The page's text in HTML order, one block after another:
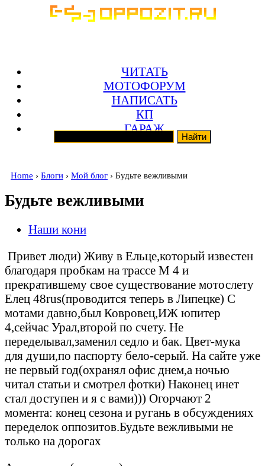
ЧИТАТЬ
МОТОФОРУМ
НАПИСАТЬ
КП
ГАРАЖ
Home › Блоги › Мой блог › Будьте вежливыми
Будьте вежливыми
Наши кони
Привет люди) Живу в Ельце,который известен
благодаря пробкам на трассе М 4 и
прекратившему свое существование мотослету
Елец 48rus(проводится теперь в Липецке) С
мотами давно,был Ковровец,ИЖ юпитер
4,cейчас Урал,второй по счету. Не
переделывал,заменил седло и бак. Цвет-мука
для души,по паспорту бело-серый. На сайте уже
не первый год(охранял офис днем,а ночью
читал статьи и смотрел фотки) Наконец инет
стал доступен и я с вами))) Огорчают 2
момента: конец сезона и ругань в обсуждениях
переделок оппозитов.Будьте вежливыми не
только на дорогах